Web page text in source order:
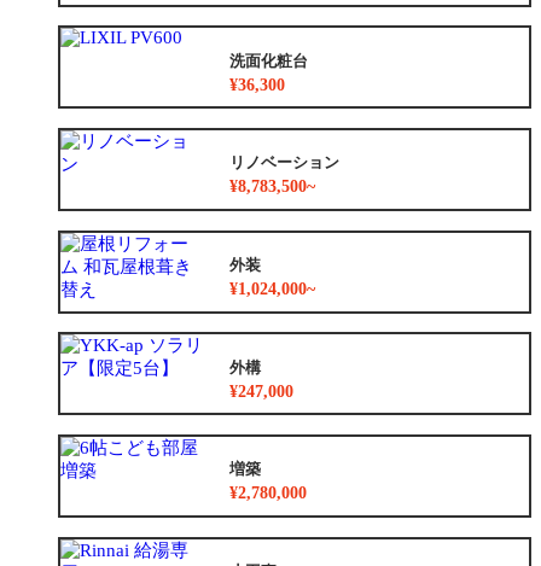
洗面化粧台
¥36,300
リノベーション
¥8,783,500~
外装
¥1,024,000~
外構
¥247,000
増築
¥2,780,000